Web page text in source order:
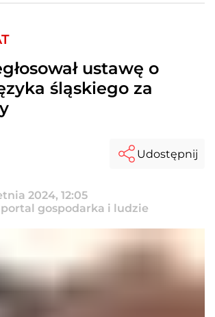
ustawę o
śląskiego za
2024, 12:05
portal gospodarka i ludzie
Udostępnij